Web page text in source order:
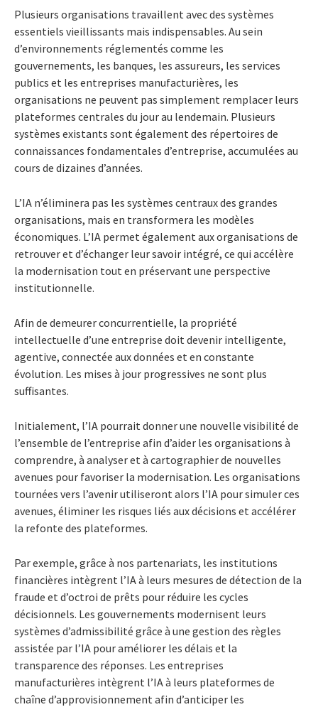
Plusieurs organisations travaillent avec des systèmes
essentiels vieillissants mais indispensables. Au sein
d’environnements réglementés comme les
gouvernements, les banques, les assureurs, les services
publics et les entreprises manufacturières, les
organisations ne peuvent pas simplement remplacer leurs
plateformes centrales du jour au lendemain. Plusieurs
systèmes existants sont également des répertoires de
connaissances fondamentales d’entreprise, accumulées au
cours de dizaines d’années.
L’IA n’éliminera pas les systèmes centraux des grandes
organisations, mais en transformera les modèles
économiques. L’IA permet également aux organisations de
retrouver et d’échanger leur savoir intégré, ce qui accélère
la modernisation tout en préservant une perspective
institutionnelle.
Afin de demeurer concurrentielle, la propriété
intellectuelle d’une entreprise doit devenir intelligente,
agentive, connectée aux données et en constante
évolution. Les mises à jour progressives ne sont plus
suffisantes.
Initialement, l’IA pourrait donner une nouvelle visibilité de
l’ensemble de l’entreprise afin d’aider les organisations à
comprendre, à analyser et à cartographier de nouvelles
avenues pour favoriser la modernisation. Les organisations
tournées vers l’avenir utiliseront alors l’IA pour simuler ces
avenues, éliminer les risques liés aux décisions et accélérer
la refonte des plateformes.
Par exemple, grâce à nos partenariats, les institutions
financières intègrent l’IA à leurs mesures de détection de la
fraude et d’octroi de prêts pour réduire les cycles
décisionnels. Les gouvernements modernisent leurs
systèmes d’admissibilité grâce à une gestion des règles
assistée par l’IA pour améliorer les délais et la
transparence des réponses. Les entreprises
manufacturières intègrent l’IA à leurs plateformes de
chaîne d’approvisionnement afin d’anticiper les